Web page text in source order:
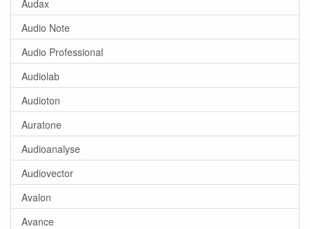
Audax
Audio Note
Audio Professional
Audiolab
Audioton
Auratone
Audioanalyse
Audiovector
Avalon
Avance